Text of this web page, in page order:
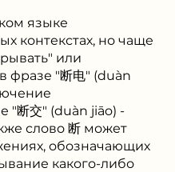
языке
контекстах, но чаще
или
фразе "断电" (duàn
"断交" (duàn jiāo) -
слово 断 может
обозначающих
какого-либо